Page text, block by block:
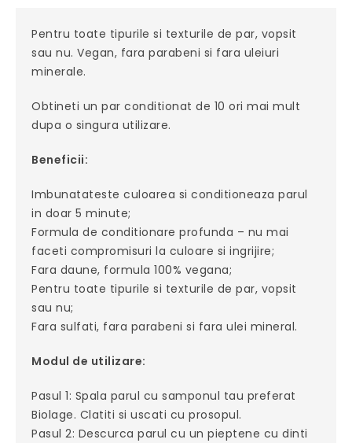
Pentru toate tipurile si texturile de par, vopsit
sau nu. Vegan, fara parabeni si fara uleiuri
minerale.
Obtineti un par conditionat de 10 ori mai mult
dupa o singura utilizare.
Beneficii:
Imbunatateste culoarea si conditioneaza parul
in doar 5 minute;
Formula de conditionare profunda – nu mai
faceti compromisuri la culoare si ingrijire;
Fara daune, formula 100% vegana;
Pentru toate tipurile si texturile de par, vopsit
sau nu;
Fara sulfati, fara parabeni si fara ulei mineral.
Modul de utilizare:
Pasul 1: Spala parul cu samponul tau preferat
Biolage. Clatiti si uscati cu prosopul.
Pasul 2: Descurca parul cu un pieptene cu dinti